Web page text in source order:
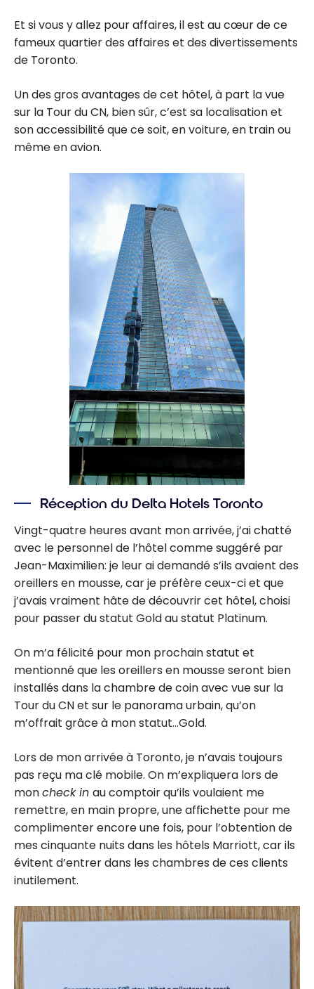
Et si vous y allez pour affaires, il est au cœur de ce
fameux quartier des affaires et des divertissements
de Toronto.
Un des gros avantages de cet hôtel, à part la vue
sur la Tour du CN, bien sûr, c’est sa localisation et
son accessibilité que ce soit, en voiture, en train ou
même en avion.
Réception du Delta Hotels Toronto
Vingt-quatre heures avant mon arrivée, j’ai chatté
avec le personnel de l’hôtel comme suggéré par
Jean-Maximilien: je leur ai demandé s’ils avaient des
oreillers en mousse, car je préfère ceux-ci et que
j’avais vraiment hâte de découvrir cet hôtel, choisi
pour passer du statut Gold au statut Platinum.
On m’a félicité pour mon prochain statut et
mentionné que les oreillers en mousse seront bien
installés dans la chambre de coin avec vue sur la
Tour du CN et sur le panorama urbain, qu’on
m’offrait grâce à mon statut…Gold.
Lors de mon arrivée à Toronto, je n’avais toujours
pas reçu ma clé mobile. On m’expliquera lors de
moncheck in au comptoir qu’ils voulaient me
remettre, en main propre, une affichette pour me
complimenter encore une fois, pour l’obtention de
mes cinquante nuits dans les hôtels Marriott, car ils
évitent d’entrer dans les chambres de ces clients
inutilement.